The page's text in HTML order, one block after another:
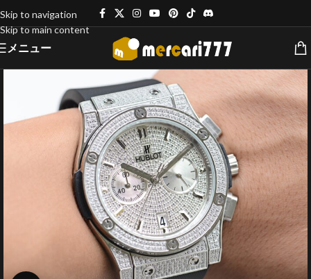
Skip to navigation
Skip to main content
メニュー